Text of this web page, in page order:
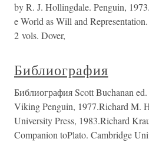
by R. J. Hollingdale. Penguin,
e World as Will and
2 vols. Dover,
Библиография
Библиография Scott Buchanan
Viking Penguin, 1977.Richard M.
University Press, 1983.Richard
Companion toPlato. Cambridge